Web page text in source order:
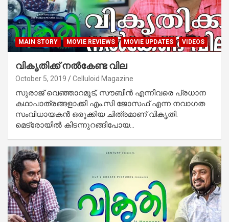
MAIN STORY MOVIE REVIEWS MOVIE UPDATES VIDEOS
വികൃതിക്ക് നല്‍കേണ്ട വില
October 5, 2019 Celluloid Magazine
സുരാജ് വെഞ്ഞാറമൂട്, സൗബിന്‍ എന്നിവരെ പ്രധാന
കഥാപാത്രങ്ങളാക്കി എം.സി ജോസഫ് എന്ന നവാഗത
സംവിധായകന്‍ ഒരുക്കിയ ചിത്രമാണ് വികൃതി.
മെട്രോയില്‍ കിടന്നുറങ്ങിപോയ…